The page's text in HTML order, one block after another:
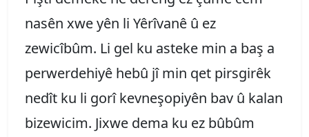
nasên xwe yên li Yêrîvanê û ez
zewicîbûm. Li gel ku asteke min a baş a
perwerdehiyê hebû jî min qet pirsgirêk
nedît ku li gorî kevneşopiyên bav û kalan
bizewicim. Jixwe dema ku ez bûbûm